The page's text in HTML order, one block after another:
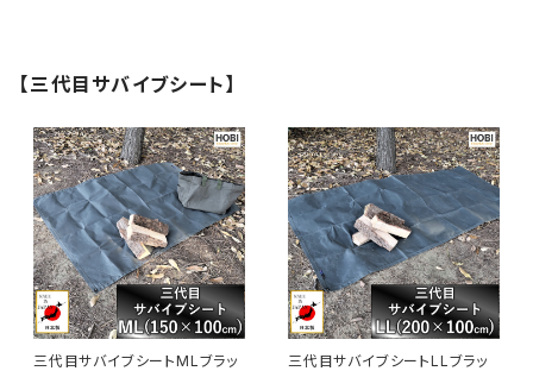
キャンプ 焚火 風避け アウトドア
[MADE IN JAPAN]
ャー マット 軍幕 [MADE IN JA
PAN]
【三代目サバイブシート】
三代目サバイブシートMLブラッ
三代目サバイブシートLLブラッ